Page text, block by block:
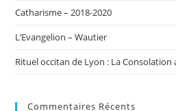
Catharisme – 2018-2020
L’Evangelion – Wautier
Rituel occitan de Lyon : La
Commentaires Récents